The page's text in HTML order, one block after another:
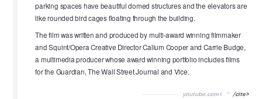
parking spaces have beautiful domed structures and the elevators are
like rounded bird cages floating through the building.
The film was written and produced by multi-award winning filmmaker
and Squint/Opera Creative Director Callum Cooper and Carrie Budge,
a multimedia producer whose award winning portfolio includes films
for the Guardian, The Wall Street Journal and Vice.
youtube.com< /cite>